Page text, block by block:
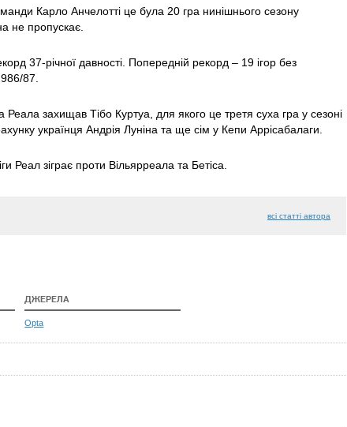
Карло Анчелотті це була 20 гра нинішнього сезону
не пропускає.
37-річної давності. Попередній рекорд – 19 ігор без
87.
Реала захищав Тібо Куртуа, для якого це третя суха гра у сезоні
українця Андрія Луніна та ще сім у Кепи Аррісабалаги.
Реал зіграє проти Вільярреала та Бетіса.
всі статті автора
ДЖЕРЕЛА
Opta